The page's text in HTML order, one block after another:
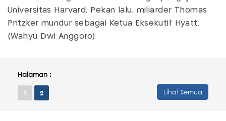
Universitas Harvard. Pekan lalu, miliarder Thomas
Pritzker mundur sebagai Ketua Eksekutif Hyatt.
(Wahyu Dwi Anggoro)
Halaman :
1 2 Lihat Semua